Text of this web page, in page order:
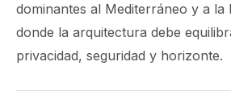
dominantes al Mediterráneo y a la
donde la arquitectura debe
privacidad, seguridad y horizonte.